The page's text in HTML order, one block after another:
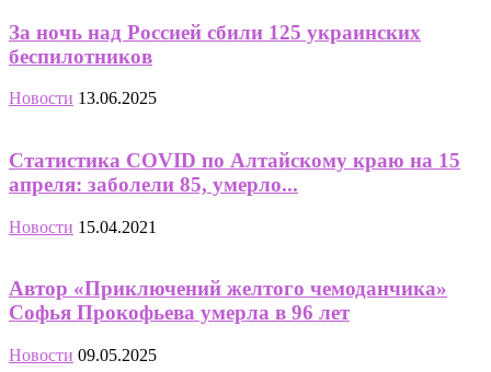
За ночь над Россией сбили 125 украинских
беспилотников
Новости 13.06.2025
Статистика COVID по Алтайскому краю на 15
апреля: заболели 85, умерло...
Новости 15.04.2021
Автор «Приключений желтого чемоданчика»
Софья Прокофьева умерла в 96 лет
Новости 09.05.2025